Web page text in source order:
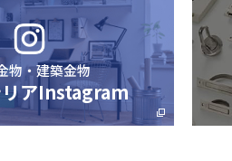
物・建築金物
リアInstagram